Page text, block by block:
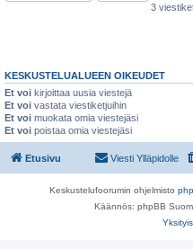
3
KESKUSTELUALUEEN OIKEUDET
Et voi kirjoittaa uusia viestejä
Et voi vastata viestiketjuihin
Et voi muokata omia viestejäsi
Et voi poistaa omia viestejäsi
Etusivu Viesti Ylläpidolle
Keskustelufoorumin ohjelmisto
Käännös: phpBB